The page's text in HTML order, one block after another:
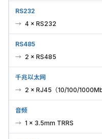
RS232
4 × RS232
RS485
2 × RS485
千兆以太网
2 × RJ45（10/100/
音频
1 × 3.5mm TRRS